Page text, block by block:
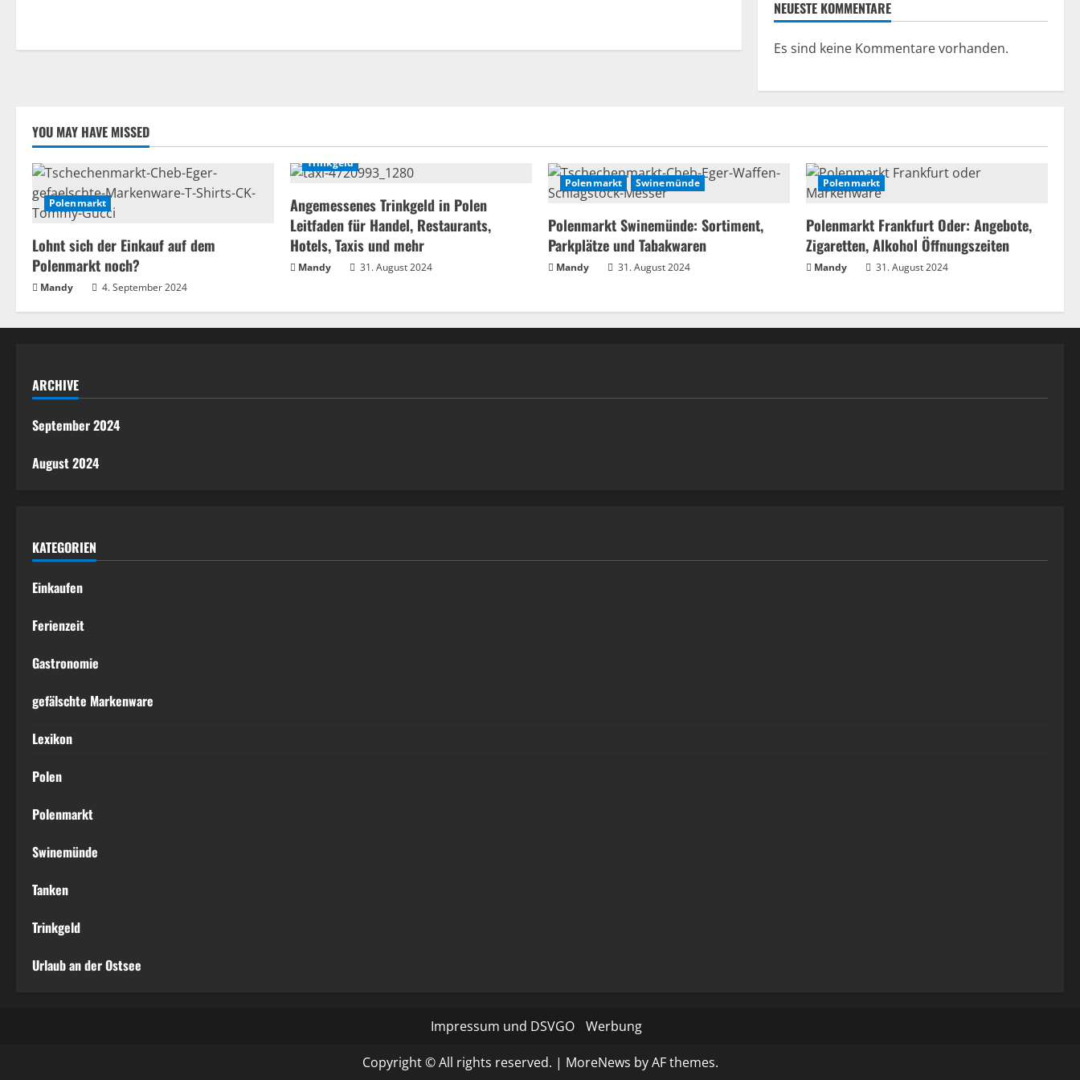
NEUESTE KOMMENTARE
Es sind keine Kommentare vorhanden.
YOU MAY HAVE MISSED
Polenmarkt
Lohnt sich der Einkauf auf dem
Polenmarkt noch?
Mandy 4. September 2024
Trinkgeld
Angemessenes Trinkgeld in Polen
Leitfaden für Handel, Restaurants,
Hotels, Taxis und mehr
Mandy 31. August 2024
Polenmarkt Swinemünde
Polenmarkt Swinemünde: Sortiment,
Parkplätze und Tabakwaren
Mandy 31. August 2024
Polenmarkt
Polenmarkt Frankfurt Oder: Angebote,
Zigaretten, Alkohol Öffnungszeiten
Mandy 31. August 2024
ARCHIVE
September 2024
August 2024
KATEGORIEN
Einkaufen
Ferienzeit
Gastronomie
gefälschte Markenware
Lexikon
Polen
Polenmarkt
Swinemünde
Tanken
Trinkgeld
Urlaub an der Ostsee
Impressum und DSVGO Werbung
Copyright © All rights reserved. | MoreNews by AF themes.